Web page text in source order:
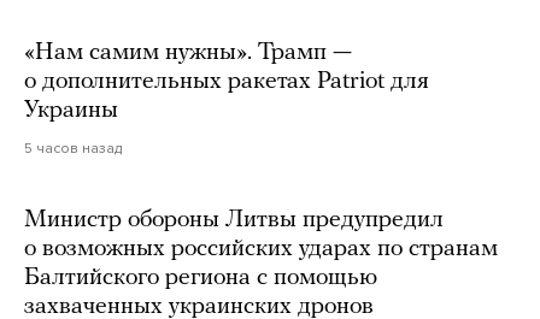
«Нам самим нужны». Трамп —
о дополнительных ракетах Patriot для
Украины
5 часов назад
Министр обороны Литвы предупредил
о возможных российских ударах по странам
Балтийского региона с помощью
захваченных украинских дронов